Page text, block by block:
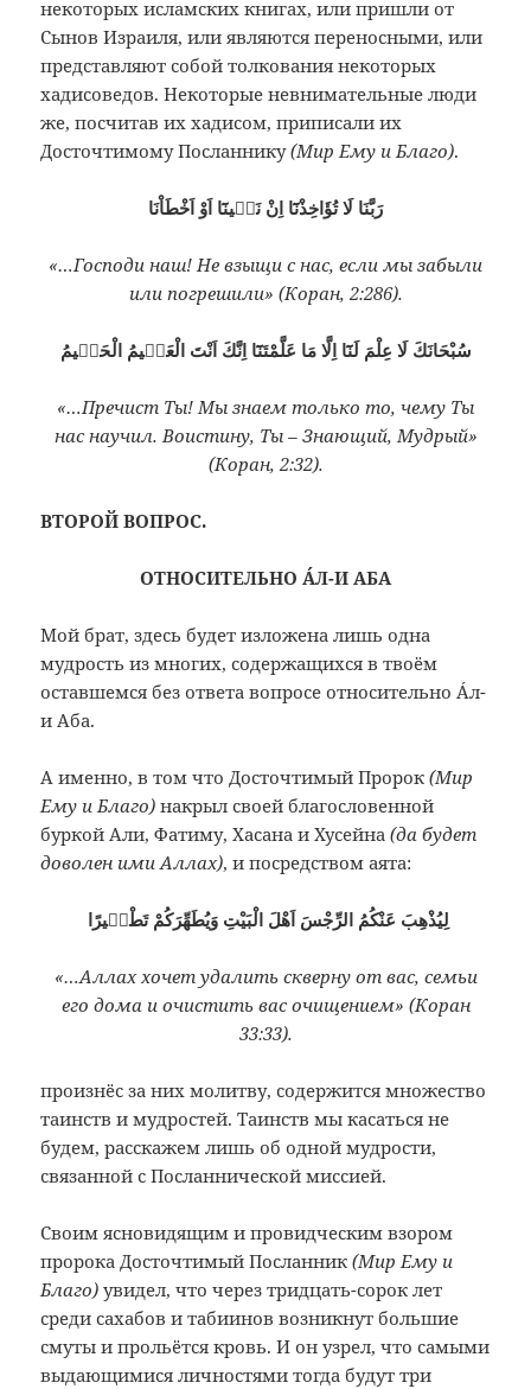
некоторых исламских книгах, или пришли от
Сынов Израиля, или являются переносными, или
представляют собой толкования некоторых
хадисоведов. Некоторые невнимательные люди
же, посчитав их хадисом, приписали их
Досточтимому Посланнику(Мир Ему и Благо).
رَبَّنَا لَا تُؤَاخِذْنَٓا اِنْ نَسٖينَٓا اَوْ اَخْطَاْنَا
«…Господи наш! Не взыщи с нас, если мы забыли
или погрешили» (Коран, 2:286).
سُبْحَانَكَ لَا عِلْمَ لَنَٓا اِلَّا مَا عَلَّمْتَنَٓا اِنَّكَ اَنْتَ الْعَلٖيمُ الْحَكٖيمُ
«…Пречист Ты! Мы знаем только то, чему Ты
нас научил. Воистину, Ты – Знающий, Мудрый»
(Коран, 2:32).
ВТОРОЙ ВОПРОС.
ОТНОСИТЕЛЬНО ÁЛ-И АБА
Мой брат, здесь будет изложена лишь одна
мудрость из многих, содержащихся в твоём
оставшемся без ответа вопросе относительно Áл-
и Аба.
А именно, в том что Досточтимый Пророк(Мир
Ему и Благо) накрыл своей благословенной
буркой Али, Фатиму, Хасана и Хусейна(да будет
доволен ими Аллах), и посредством аята:
لِيُذْهِبَ عَنْكُمُ الرِّجْسَ اَهْلَ الْبَيْتِ وَيُطَهِّرَكُمْ تَطْهٖيرًا
«…Аллах хочет удалить скверну от вас, семьи
его дома и очистить вас очищением» (Коран
33:33).
произнёс за них молитву, содержится множество
таинств и мудростей. Таинств мы касаться не
будем, расскажем лишь об одной мудрости,
связанной с Посланнической миссией.
Своим ясновидящим и провидческим взором
пророка Досточтимый Посланник(Мир Ему и
Благо) увидел, что через тридцать-сорок лет
среди сахабов и табиинов возникнут большие
смуты и прольётся кровь. И он узрел, что самыми
выдающимися личностями тогда будут три